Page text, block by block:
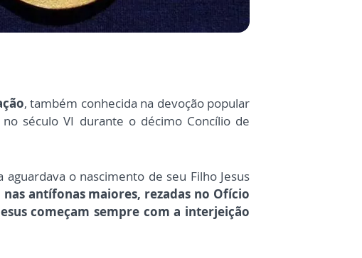
, também conhecida na devoção popular
século VI durante o décimo Concílio de
o nascimento de seu Filho Jesus
nas antífonas maiores, rezadas no Ofício
começam sempre com a interjeição